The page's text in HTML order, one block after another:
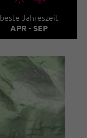
beste Jahreszeit
APR - SEP